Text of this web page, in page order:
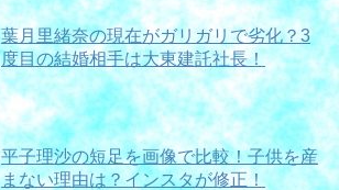
葉月里緒奈の現在がガリガリで劣化？3
度目の結婚相手は大東建託社長！
平子理沙の短足を画像で比較！子供を産
まない理由は？インスタが修正！